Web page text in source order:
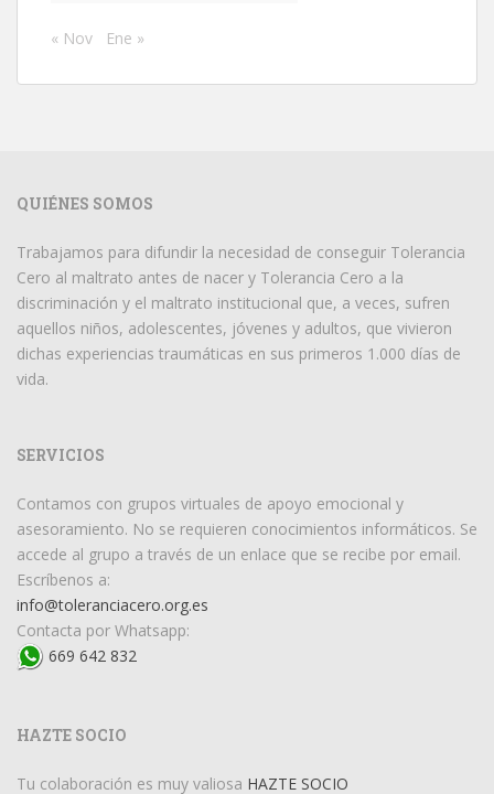
« Nov Ene »
QUIÉNES SOMOS
Trabajamos para difundir la necesidad de conseguir Tolerancia
Cero al maltrato antes de nacer y Tolerancia Cero a la
discriminación y el maltrato institucional que, a veces, sufren
aquellos niños, adolescentes, jóvenes y adultos, que vivieron
dichas experiencias traumáticas en sus primeros 1.000 días de
vida.
SERVICIOS
Contamos con grupos virtuales de apoyo emocional y
asesoramiento. No se requieren conocimientos informáticos. Se
accede al grupo a través de un enlace que se recibe por email.
Escríbenos a:
info@toleranciacero.org.es
Contacta por Whatsapp:
669 642 832
HAZTE SOCIO
Tu colaboración es muy valiosa HAZTE SOCIO